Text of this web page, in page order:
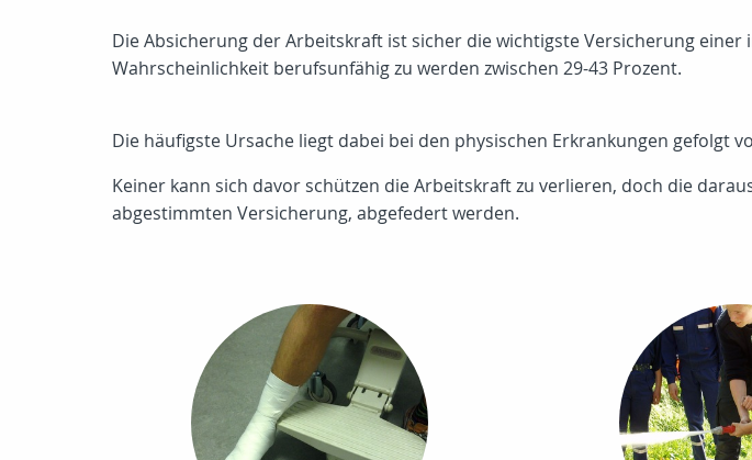
Die Absicherung der Arbeitskraft ist sicher die wichtigste Versicherung
Wahrscheinlichkeit berufsunfähig zu werden zwischen 29-43 Prozent.
Die häufigste Ursache liegt dabei bei den physischen Erkrankungen gefolgt
Keiner kann sich davor schützen die Arbeitskraft zu verlieren, doch die
abgestimmten Versicherung, abgefedert werden.